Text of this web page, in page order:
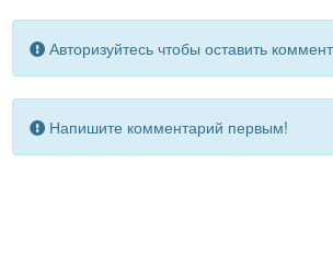
Авторизуйтесь чтобы оставить
Напишите комментарий первым!